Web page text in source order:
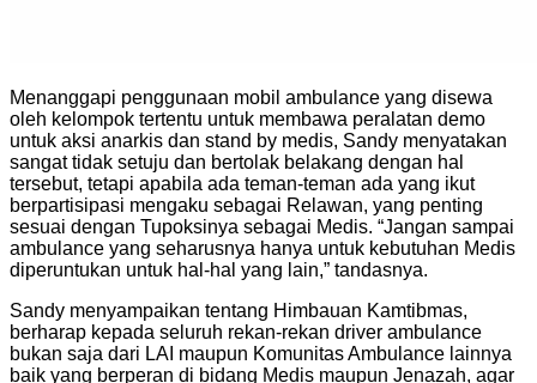
Menanggapi penggunaan mobil ambulance yang disewa
oleh kelompok tertentu untuk membawa peralatan demo
untuk aksi anarkis dan stand by medis, Sandy menyatakan
sangat tidak setuju dan bertolak belakang dengan hal
tersebut, tetapi apabila ada teman-teman ada yang ikut
berpartisipasi mengaku sebagai Relawan, yang penting
sesuai dengan Tupoksinya sebagai Medis. “Jangan sampai
ambulance yang seharusnya hanya untuk kebutuhan Medis
diperuntukan untuk hal-hal yang lain,” tandasnya.
Sandy menyampaikan tentang Himbauan Kamtibmas,
berharap kepada seluruh rekan-rekan driver ambulance
bukan saja dari LAI maupun Komunitas Ambulance lainnya
baik yang berperan di bidang Medis maupun Jenazah, agar